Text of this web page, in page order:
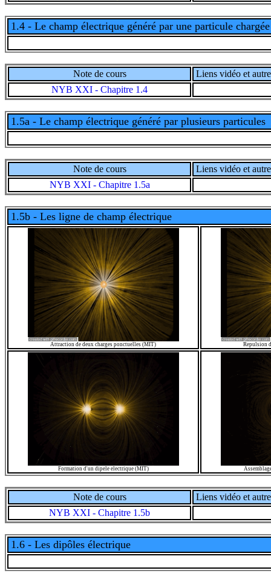
1.4 - Le champ électrique généré par une particule chargée
Note de cours
Liens vidéo et
NYB XXI - Chapitre 1.4
1.5a - Le champ électrique généré par plusieurs particules
Note de cours
Liens vidéo et
NYB XXI - Chapitre 1.5a
1.5b - Les ligne de champ électrique
Attraction de deux charges ponctuelles (MIT) Repulsion
Formation d'un dipele electrique (MIT)
Note de cours
Liens vidéo et
NYB XXI - Chapitre 1.5b
1.6 - Les dipôles électrique